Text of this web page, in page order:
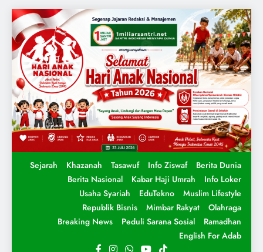
Sejarah Khazanah Tasawuf Info Ziswaf
Berita Dunia
Berita Nasional
Kabar Haji Umrah
Info Loker
Usaha Syariah
EduTekno
Muslim Lifestyle
Republik Bisnis
Mimbar Rakyat
Olahraga
Breaking News
Peduli Sarana Sosial
Ramadhan
English For Adab